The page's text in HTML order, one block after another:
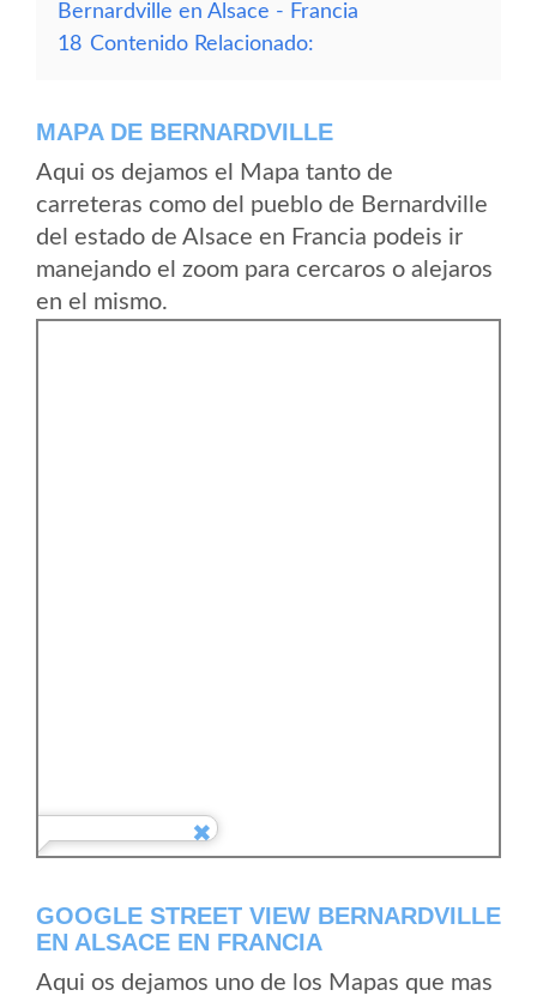
Bernardville en Alsace - Francia
18 Contenido Relacionado:
MAPA DE BERNARDVILLE
Aqui os dejamos el Mapa tanto de
carreteras como del pueblo de Bernardville
del estado de Alsace en Francia podeis ir
manejando el zoom para cercaros o alejaros
en el mismo.
GOOGLE STREET VIEW BERNARDVILLE
EN ALSACE EN FRANCIA
Aqui os dejamos uno de los Mapas que mas